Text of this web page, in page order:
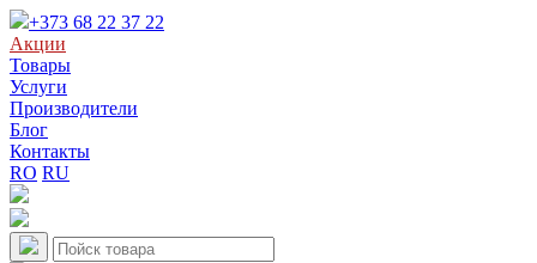
+373 68 22 37 22
Акции
Товары
Услуги
Производители
Блог
Контакты
RO RU